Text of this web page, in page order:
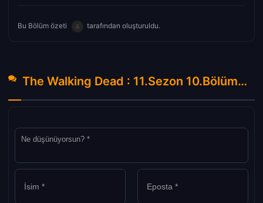
Bu Bölüm özeti tarafından oluşturuldu.
The Walking Dead : 11.Sezon 10.Bölüm Hakkında Yorumlar